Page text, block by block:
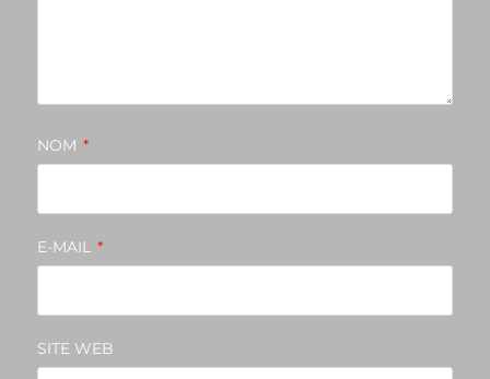
NOM *
E-MAIL *
SITE WEB